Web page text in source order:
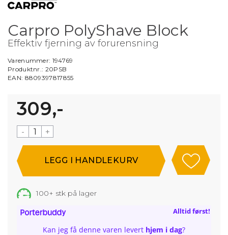
Carpro PolyShave Block
Effektiv fjerning av forurensning
Varenummer: 194769
Produktnr.: 20PSB
EAN: 8809397817855
309,-
- +
100+ stk på lager
Alltid først!
Kan jeg få denne varen levert hjem i dag?